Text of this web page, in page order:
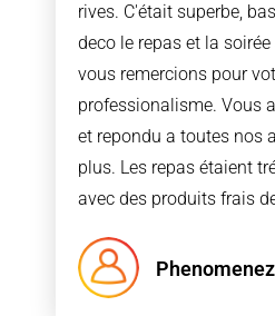
rives. C'était superbe,
deco le repas et la
vous remercions pour
professionalisme. Vous
et repondu a toutes nos
plus. Les repas étaient
avec des produits frais